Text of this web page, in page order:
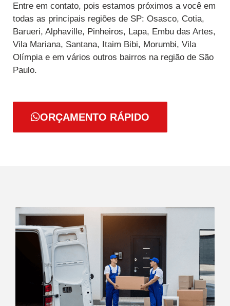
Entre em contato, pois estamos próximos a você em
todas as principais regiões de SP: Osasco, Cotia,
Barueri, Alphaville, Pinheiros, Lapa, Embu das Artes,
Vila Mariana, Santana, Itaim Bibi, Morumbi, Vila
Olímpia e em vários outros bairros na região de São
Paulo.
ORÇAMENTO RÁPIDO